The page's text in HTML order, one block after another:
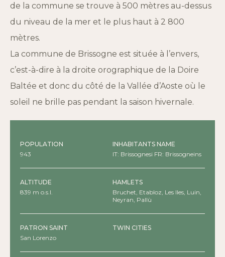
de la commune se trouve à 500 mètres au-dessus
du niveau de la mer et le plus haut à 2 800
mètres.
La commune de Brissogne est située à l’envers,
c’est-à-dire à la droite orographique de la Doire
Baltée et donc du côté de la Vallée d’Aoste où le
soleil ne brille pas pendant la saison hivernale.
POPULATION
943
INHABITANTS NAME
IT: Brissognesi FR: Brissogneins
ALTITUDE
839 m o.s.l.
HAMLETS
Bruchet, Etabloz, Les Iles, Luin,
Neyran, Pallù
PATRON SAINT
San Lorenzo
TWIN CITIES